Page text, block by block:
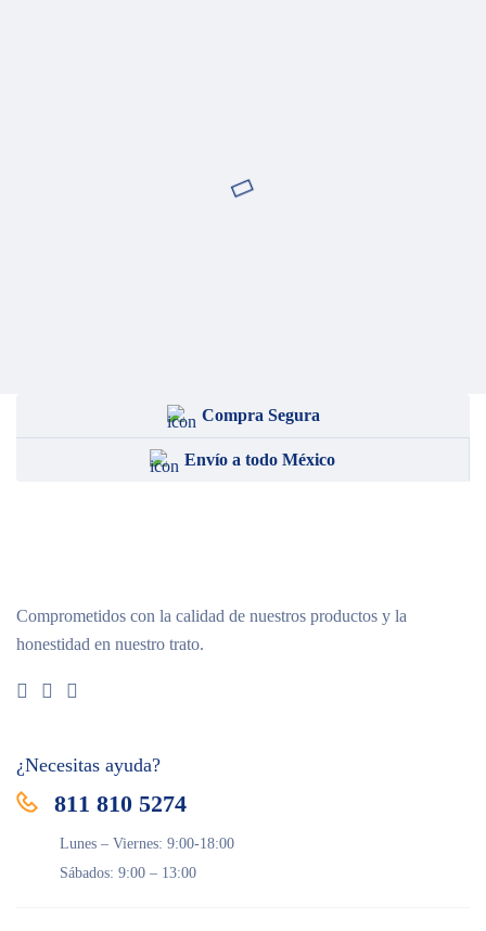
Compra Segura
Envío a todo México
Comprometidos con la calidad de nuestros productos y la
honestidad en nuestro trato.
¿Necesitas ayuda?
811 810 5274
Lunes – Viernes: 9:00-18:00
Sábados: 9:00 – 13:00